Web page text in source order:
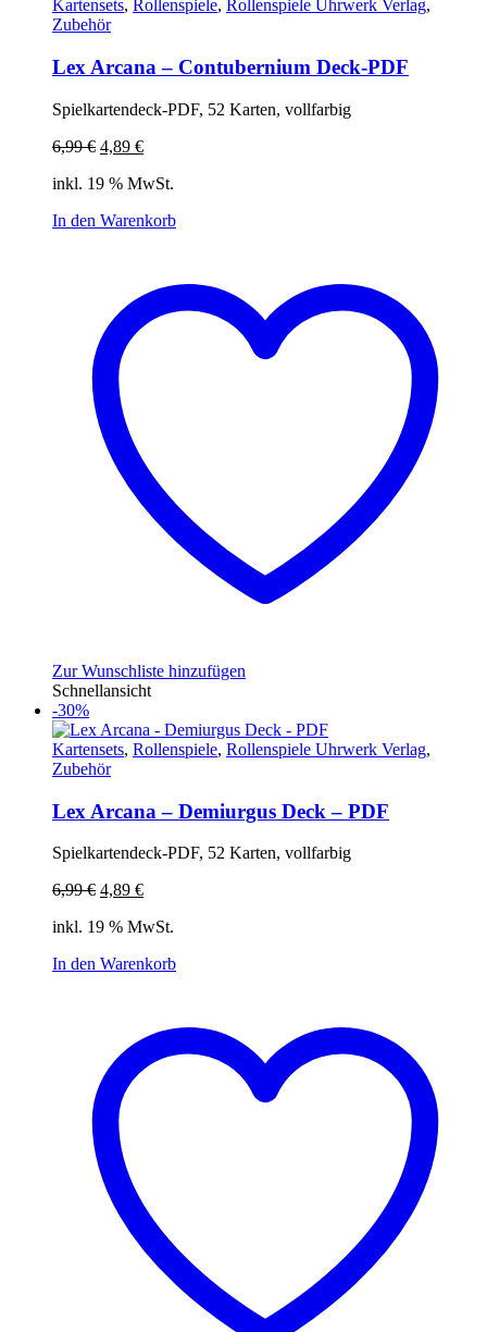
Kartensets, Rollenspiele, Rollenspiele Uhrwerk Verlag,
Zubehör
Lex Arcana – Contubernium Deck-PDF
Spielkartendeck-PDF, 52 Karten, vollfarbig
6,99€ Ursprünglicher
war:
4,89 €Aktueller
ist:
inkl. 19 % MwSt.
In den Warenkorb
Zur Wunschliste hinzufügen
Schnellansicht
-30%
Kartensets, Rollenspiele, Rollenspiele Uhrwerk Verlag,
Zubehör
Lex Arcana – Demiurgus Deck – PDF
Spielkartendeck-PDF, 52 Karten, vollfarbig
6,99€ Ursprünglicher
war:
4,89 €Aktueller
ist:
inkl. 19 % MwSt.
In den Warenkorb